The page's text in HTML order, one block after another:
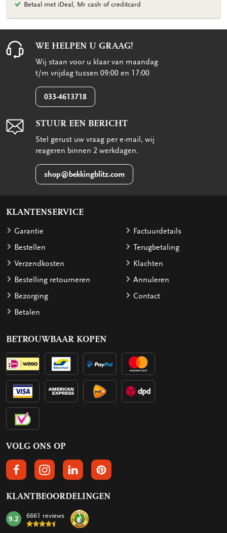
Betaal met iDeal, Mr cash of creditcard
WE HELPEN U GRAAG!
Wij staan voor u klaar van maandag
t/m vrijdag tussen 09:00 en 17:00
033-4613718
STUUR EEN BERICHT
Stel gerust uw vraag per e-mail, wij
reageren binnen 2 werkdagen.
shop@bekkingblitz.com
KLANTENSERVICE
Garantie
Bestellen
Verzendkosten
Bestelling retourneren
Bezorging
Betalen
Factuurdetails
Terugbetaling
Klachten
Annuleren
Contact
BETROUWBAAR KOPEN
VOLG ONS OP
VOLGS ONS OP FACEBOOK
VOLG ONS OP INSTAGRAM
VOLG ONS OP LINKEDIN
VOLG ONS OP PINTEREST
KLANTBEOORDELINGEN
mark:
9.2 6661 reviews